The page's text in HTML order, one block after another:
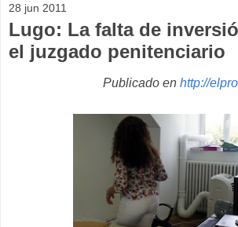
28 jun 2011
Lugo: La falta de
el juzgado penitenciario
Publicado en http://